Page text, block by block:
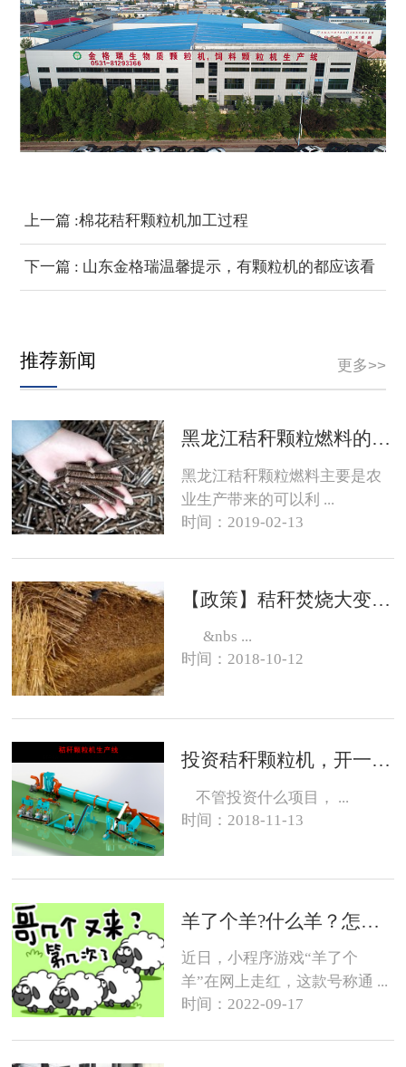
上一篇 :棉花秸秆颗粒机加工过程
下一篇 : 山东金格瑞温馨提示，有颗粒机的都应该看
更多>>
推荐新闻
黑龙江秸秆颗粒燃料的销路在哪？
黑龙江秸秆颗粒燃料主要是农
业生产带来的可以利 ...
时间：2019-02-13
【政策】秸秆焚烧大变化，有的地方可以烧了
&nbs ...
时间：2018-10-12
投资秸秆颗粒机，开一个生物质燃料颗粒厂大约需要投资多少钱？
不管投资什么项目， ...
时间：2018-11-13
羊了个羊?什么羊？怎么养？
近日，小程序游戏“羊了个
羊”在网上走红，这款号称通 ...
时间：2022-09-17